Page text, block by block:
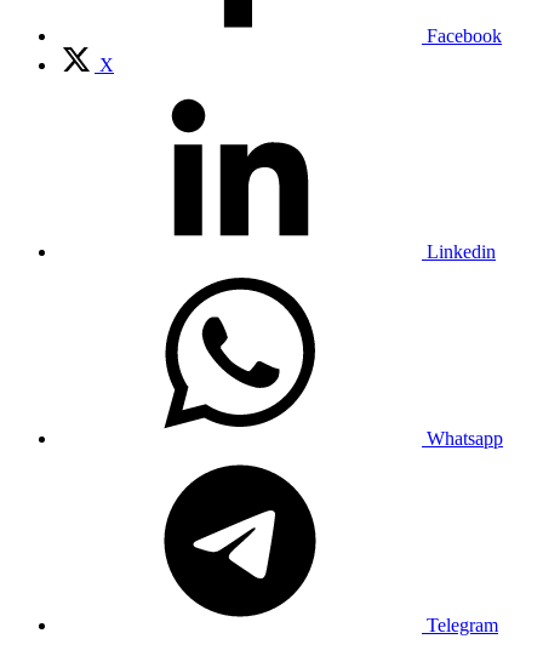
Facebook
X
Linkedin
Whatsapp
Telegram